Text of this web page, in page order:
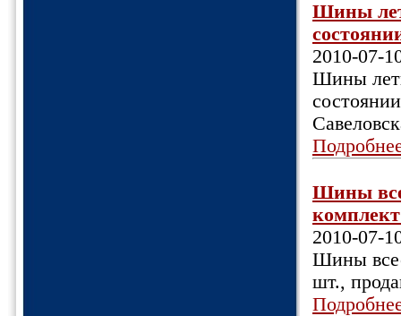
Шины
2010-07-
Шины
Шины
2010-07-
Шины
шт.,